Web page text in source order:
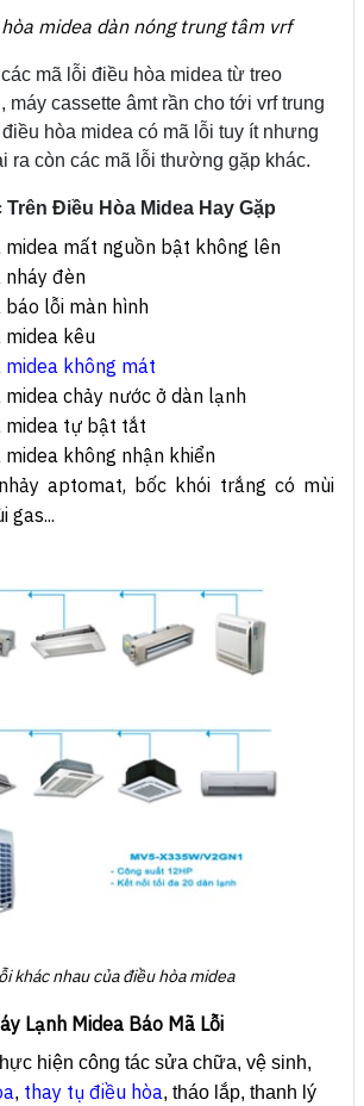
midea dàn nóng trung tâm vrf
mã lỗi điều hòa midea từ treo
cassette âmt rần cho tới vrf trung
hòa midea có mã lỗi tuy ít nhưng
ra còn các mã lỗi thường gặp khác.
Điều Hòa Midea Hay Gặp
midea mất nguồn bật không lên
nháy đèn
báo lỗi màn hình
midea kêu
midea không mát
midea chảy nước ở dàn lạnh
midea tự bật tắt
midea không nhận khiển
aptomat, bốc khói trắng có mùi
gas...
khác nhau của điều hòa midea
Lạnh Midea Báo Mã Lỗi
hiện công tác sửa chữa, vệ sinh,
, thay tụ điều hòa, tháo lắp, thanh lý